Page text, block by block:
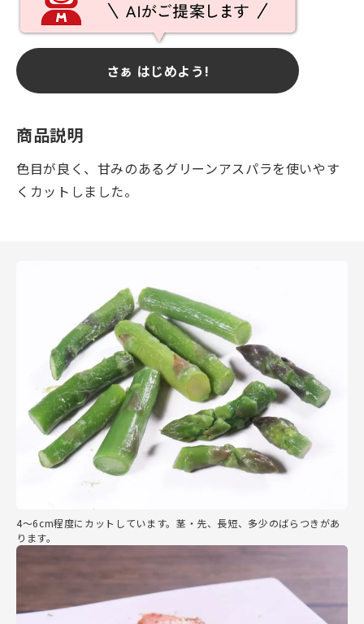
さぁ はじめよう!
商品説明
色目が良く、甘みのあるグリーンアスパラを使いやす
くカットしました。
4～6cm程度にカットしています。茎・先、長短、多少のばらつきがあ
ります。